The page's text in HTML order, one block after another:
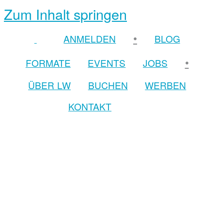
Zum Inhalt springen
ANMELDEN •
BLOG
FORMATE
EVENTS JOBS •
ÜBER LW BUCHEN
WERBEN
KONTAKT